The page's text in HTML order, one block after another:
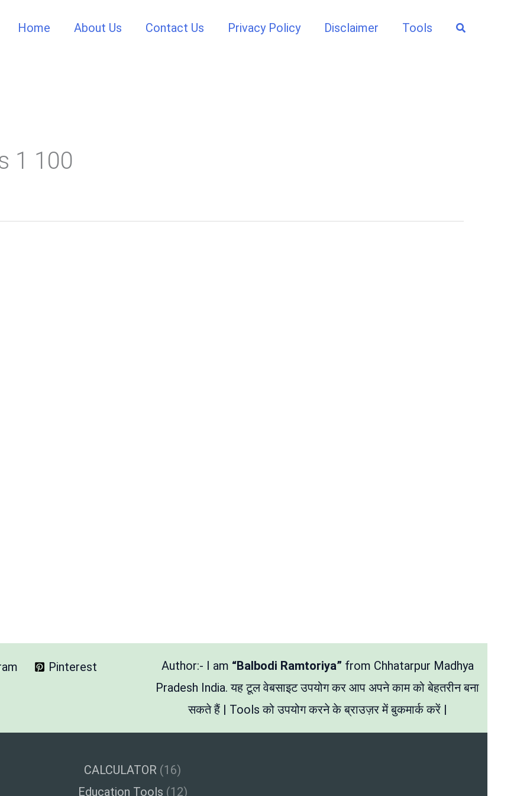
Home About Us Contact Us Privacy Policy Disclaimer Tools Search
1 100
Pinterest Author:- I am “Balbodi Ramtoriya” from Chhatarpur Madhya
Pradesh India. यह टूल वेबसाइट उपयोग कर आप अपने काम को बेहतरीन बना
सकते हैं | Tools को उपयोग करने के ब्राउज़र में बुकमार्क करें |
CALCULATOR (16)
Education Tools (12)